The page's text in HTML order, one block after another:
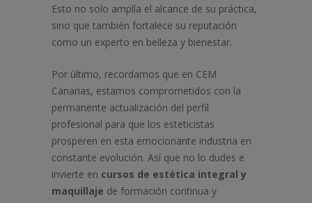
Esto no solo amplía el alcance de su práctica,
sino que también fortalece su reputación
como un experto en belleza y bienestar.
Por último, recordamos que en CEM
Canarias, estamos comprometidos con la
permanente actualización del perfil
profesional para que los esteticistas
prosperen en esta emocionante industria en
constante evolución. Así que no lo dudes e
invierte en cursos de estética integral y
maquillaje de formación continua y